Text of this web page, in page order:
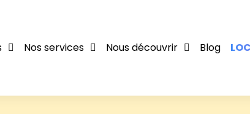
Nos services Nous découvrir Blog